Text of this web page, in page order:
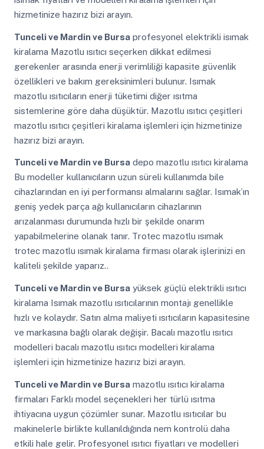
hizmetinize hazırız bizi arayın.
Tunceli ve Mardin ve Bursaprofesyonel elektrikli isımak
kiralama Mazotlu ısıtıcı seçerken dikkat edilmesi
gerekenler arasında enerji verimliliği kapasite güvenlik
özellikleri ve bakım gereksinimleri bulunur. Isımak
mazotlu ısıtıcıların enerji tüketimi diğer ısıtma
sistemlerine göre daha düşüktür. Mazotlu ısıtıcı çeşitleri
mazotlu ısıtıcı çeşitleri kiralama işlemleri için hizmetinize
hazırız bizi arayın.
Tunceli ve Mardin ve Bursadepo mazotlu ısıtıcı kiralama
Bu modeller kullanıcıların uzun süreli kullanımda bile
cihazlarından en iyi performansı almalarını sağlar. Isımak’ın
geniş yedek parça ağı kullanıcıların cihazlarının
arızalanması durumunda hızlı bir şekilde onarım
yapabilmelerine olanak tanır. Trotec mazotlu ısımak
trotec mazotlu ısımak kiralama firması olarak işlerinizi en
kaliteli şekilde yaparız..
Tunceli ve Mardin ve Bursayüksek güçlü elektrikli ısıtıcı
kiralama Isımak mazotlu ısıtıcılarının montajı genellikle
hızlı ve kolaydır. Satın alma maliyeti ısıtıcıların kapasitesine
ve markasına bağlı olarak değişir. Bacalı mazotlu ısıtıcı
modelleri bacalı mazotlu ısıtıcı modelleri kiralama
işlemleri için hizmetinize hazırız bizi arayın.
Tunceli ve Mardin ve Bursamazotlu ısıtıcı kiralama
firmaları Farklı model seçenekleri her türlü ısıtma
ihtiyacına uygun çözümler sunar. Mazotlu ısıtıcılar bu
makinelerle birlikte kullanıldığında nem kontrolü daha
etkili hale gelir. Profesyonel ısıtıcı fiyatları ve modelleri